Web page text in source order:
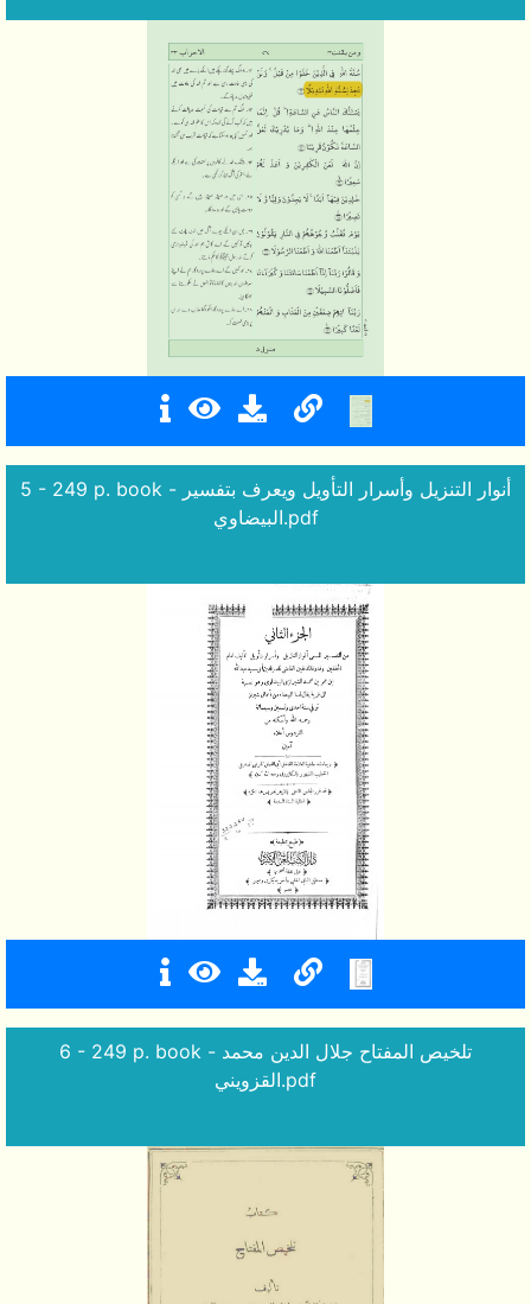
5 - 249 p. book - أنوار التنزيل وأسرار التأويل ويعرف بتفسير
البيضاوي.pdf
6 - 249 p. book - تلخيص المفتاح جلال الدين محمد
القزويني.pdf